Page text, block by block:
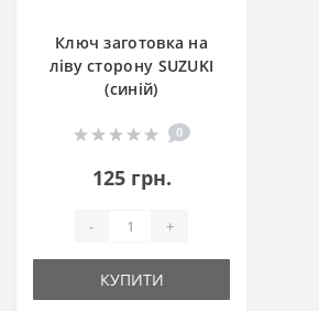
Ключ заготовка на
ліву сторону SUZUKI
(синій)
0
125 грн.
- +
КУПИТИ